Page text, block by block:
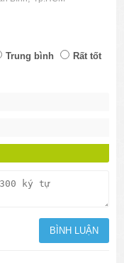
Trung bình
Rất tốt